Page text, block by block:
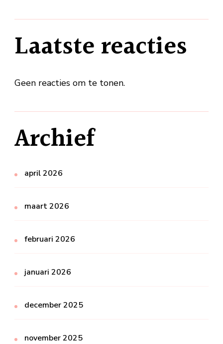
Laatste reacties
Geen reacties om te tonen.
Archief
april 2026
maart 2026
februari 2026
januari 2026
december 2025
november 2025